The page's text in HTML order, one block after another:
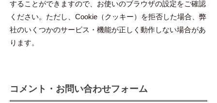
することができますので、お使いのブラウザの設定をご確認
ください。ただし、Cookie（クッキー）を拒否した場合、弊
社のいくつかのサービス・機能が正しく動作しない場合があ
ります。
コメント・お問い合わせフォーム